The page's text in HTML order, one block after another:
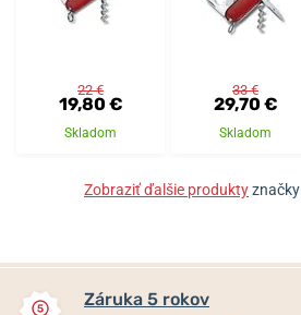
22 €
19,80 €
Skladom
33 €
29,70 €
Skladom
Zobraziť ďalšie produktyznačky
Záruka 5 rokov